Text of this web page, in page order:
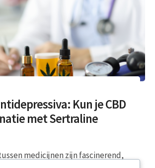
Kun je CBD
met Sertraline
medicijnen zijn fascinerend,